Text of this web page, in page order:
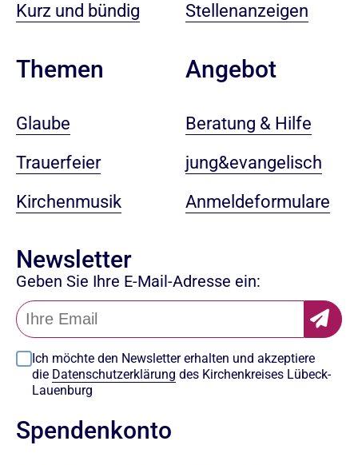
Kurz und bündig
Themen
Glaube
Trauerfeier
Kirchenmusik
Stellenanzeigen
Angebot
Beratung & Hilfe
jung&evangelisch
Anmeldeformulare
Newsletter
Geben Sie Ihre E-Mail-Adresse ein:
Ich möchte den Newsletter erhalten und akzeptiere
die Datenschutzerklärung des Kirchenkreises Lübeck-
Lauenburg
Spendenkonto